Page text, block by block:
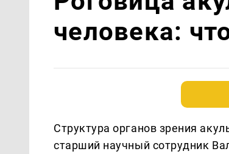
человека:
Структура органов зрения
старший научный сотрудник